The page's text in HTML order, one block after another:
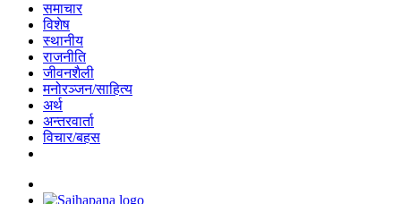
समाचार
विशेष
स्थानीय
राजनीति
जीवनशैली
मनोरञ्जन/साहित्य
अर्थ
अन्तरवार्ता
विचार/बहस